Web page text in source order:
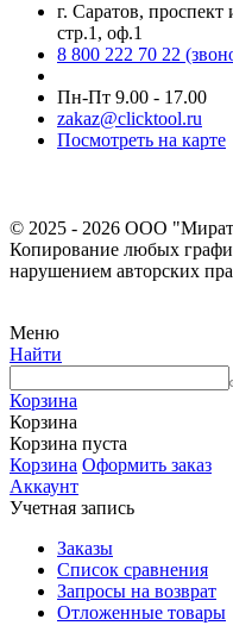
г. Саратов,
стр.1, оф.1
8 800 222 70 22
Пн-Пт 9.00 - 17.00
zakaz@clicktool.ru
Посмотреть на карте
© 2025 - 2026 ООО
Копирование любых
нарушением авторских
Меню
Найти
Корзина
Корзина
Корзина пуста
Корзина Оформить заказ
Аккаунт
Учетная запись
Заказы
Список сравнения
Запросы на возврат
Отложенные товары